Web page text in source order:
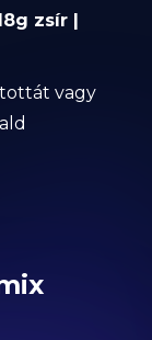
zsír |
vagy